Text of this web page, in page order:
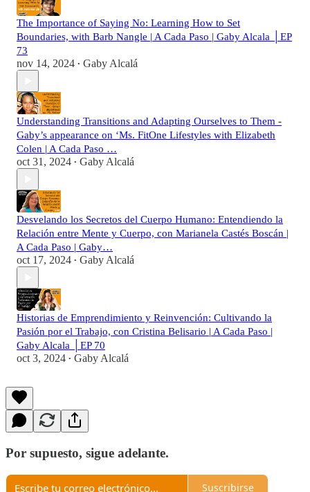
The Importance of Saying No: Learning How to Set
Boundaries, with Barb Nangle | A Cada Paso | Gaby Alcala │EP
73
nov 14, 2024 • Gaby Alcalá
Understanding Transitions and Adapting Ourselves to Them -
Gaby’s appearance on ‘Ms. FitOne Lifestyles with Elizabeth
Colen | A Cada Paso …
oct 31, 2024 • Gaby Alcalá
Desvelando los Secretos del Cuerpo Humano: Entendiendo la
Relación entre Mente y Cuerpo, con Marianela Castés Boscán |
A Cada Paso | Gaby…
oct 17, 2024 • Gaby Alcalá
Historias de Emprendimiento y Reinvención: Cultivando la
Pasión por el Trabajo, con Cristina Belisario | A Cada Paso |
Gaby Alcala │EP 70
oct 3, 2024 • Gaby Alcalá
Por supuesto, sigue adelante.
Suscribirse